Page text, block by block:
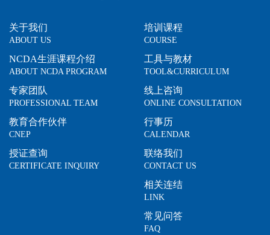
关于我们
ABOUT US
NCDA生涯课程介绍
ABOUT NCDA PROGRAM
专家团队
PROFESSIONAL TEAM
教育合作伙伴
CNEP
授证查询
CERTIFICATE INQUIRY
培训课程
COURSE
工具与教材
TOOL&CURRICULUM
线上咨询
ONLINE CONSULTATION
行事历
CALENDAR
联络我们
CONTACT US
相关连结
LINK
常见问答
FAQ